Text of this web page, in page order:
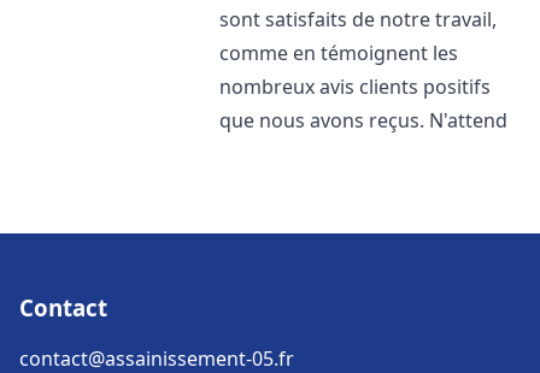
sont satisfaits de notre travail,
comme en témoignent les
nombreux avis clients positifs
que nous avons reçus. N'attend
Contact
contact@assainissement-05.fr